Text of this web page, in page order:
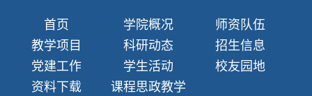
首页 学院概况
师资队伍
教学项目
科研动态
招生信息
党建工作
学生活动
校友园地
资料下载
课程思政教学